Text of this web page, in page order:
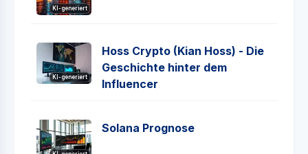
KI-generiert
KI-generiert
Hoss Crypto (Kian Hoss) - Die
Geschichte hinter dem
Influencer
Solana Prognose